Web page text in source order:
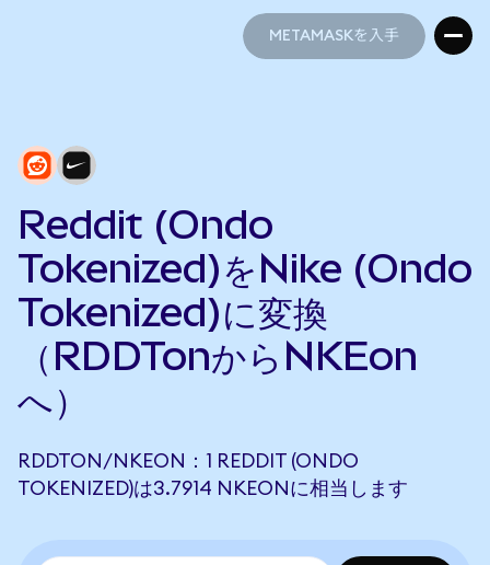
METAMASKを入手
Reddit (Ondo
Tokenized)をNike (Ondo
Tokenized)に変換
（RDDTonからNKEon
へ）
RDDTON/NKEON：1 REDDIT (ONDO
TOKENIZED)は3.7914 NKEONに相当します